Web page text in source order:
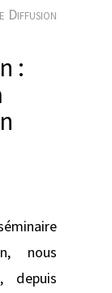
Diffusion
:
nous
depuis